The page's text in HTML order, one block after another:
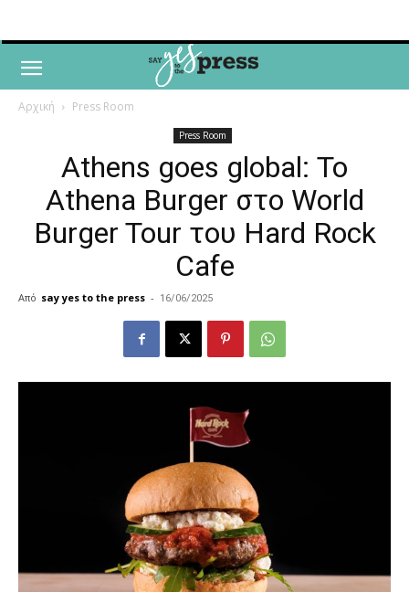
Αρχική Press Room
Press Room
Athens goes global: Το
Athena Burger στο World
Burger Tour του Hard Rock
Cafe
Από say yes to the press - 16/06/2025